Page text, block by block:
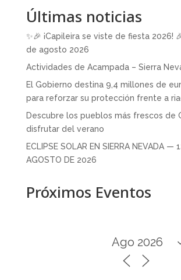
Últimas noticias
✨🎉 ¡Capileira se viste de fiesta 2026!
de agosto 2026
Actividades de Acampada – Sierra
El Gobierno destina 9,4 millones de
para reforzar su protección frente a
Descubre los pueblos más frescos de
disfrutar del verano
ECLIPSE SOLAR EN SIERRA NEVADA —
AGOSTO DE 2026
Próximos Eventos